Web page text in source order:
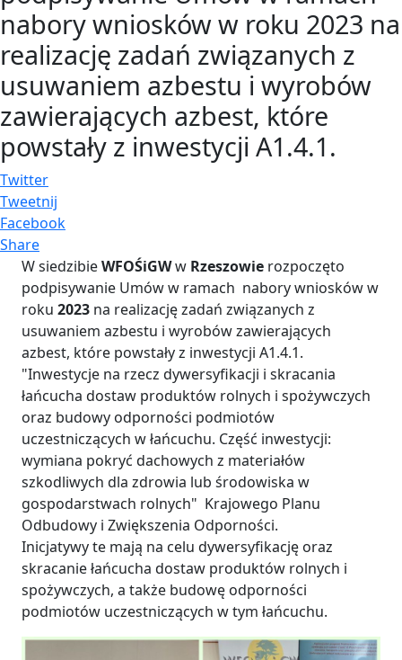
nabory wniosków w roku 2023 na
realizację zadań związanych z
usuwaniem azbestu i wyrobów
zawierających azbest, które
powstały z inwestycji A1.4.1.
Twitter
Tweetnij
Facebook
Share
W siedzibieWFOŚiGWw Rzeszowie rozpoczęto
podpisywanie Umów w ramach nabory wniosków w
roku 2023 na realizację zadań związanych z
usuwaniem azbestu i wyrobów zawierających
azbest, które powstały z inwestycji A1.4.1.
"Inwestycje na rzecz dywersyfikacji i skracania
łańcucha dostaw produktów rolnych i spożywczych
oraz budowy odporności podmiotów
uczestniczących w łańcuchu. Część inwestycji:
wymiana pokryć dachowych z materiałów
szkodliwych dla zdrowia lub środowiska w
gospodarstwach rolnych" Krajowego Planu
Odbudowy i Zwiększenia Odporności.
Inicjatywy te mają na celu dywersyfikację oraz
skracanie łańcucha dostaw produktów rolnych i
spożywczych, a także budowę odporności
podmiotów uczestniczących w tym łańcuchu.